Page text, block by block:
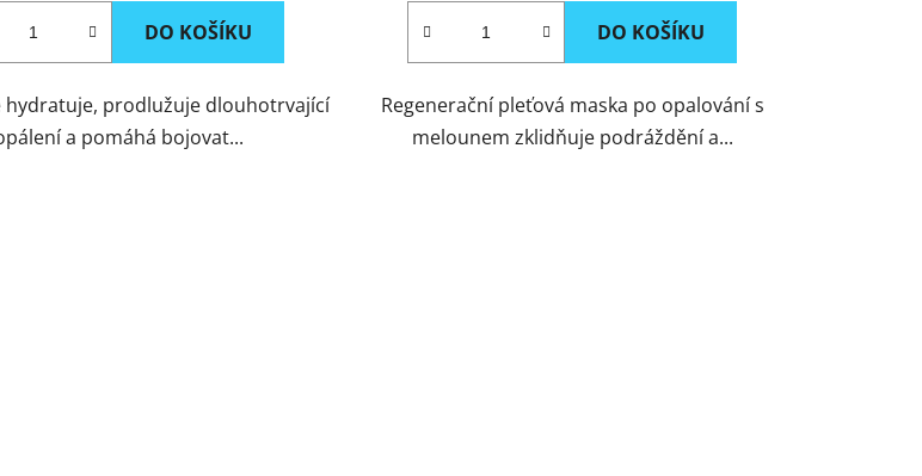
DO KOŠÍKU
hydratuje, prodlužuje dlouhotrvající
a pomáhá bojovat...
DO KOŠÍKU
Regenerační pleťová maska po opalování s
melounem zklidňuje podráždění a...